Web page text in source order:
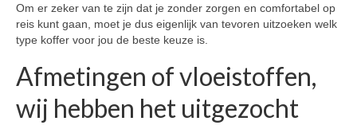
Om er zeker van te zijn dat je zonder zorgen en comfortabel op
reis kunt gaan, moet je dus eigenlijk van tevoren uitzoeken welk
type koffer voor jou de beste keuze is.
Afmetingen of vloeistoffen,
wij hebben het uitgezocht